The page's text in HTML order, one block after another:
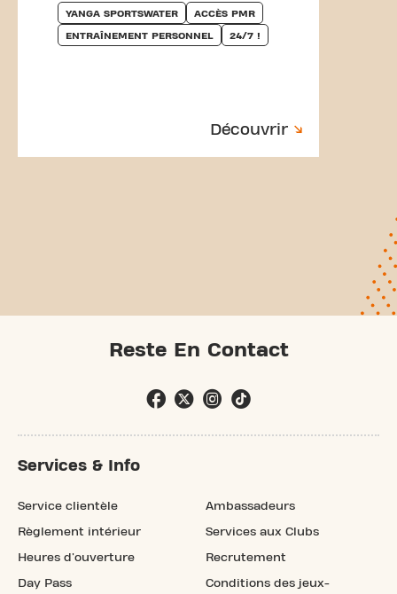
YANGA SPORTSWATER ACCÈS PMR
ENTRAÎNEMENT PERSONNEL 24/7 !
Découvrir
Reste En Contact
Services & Info
Service clientèle
Règlement intérieur
Heures d'ouverture
Day Pass
Ambassadeurs
Services aux Clubs
Recrutement
Conditions des jeux-